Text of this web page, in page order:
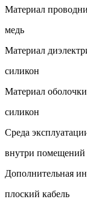
Материал
медь
Материал
силикон
Материал
силикон
Среда
внутри помещений
Дополнительная
плоский кабель